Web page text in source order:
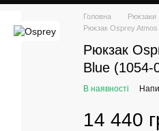
Головна Рюкзаки
Рюкзак Osprey
Рюкзак
Blue (1054-
В наявності
14 440